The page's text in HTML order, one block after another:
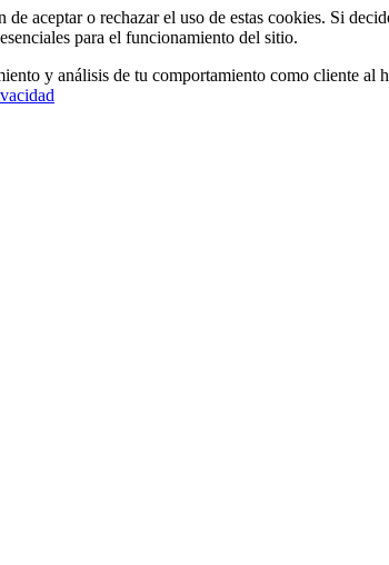
aceptar o rechazar el uso de estas cookies. Si
para el funcionamiento del sitio.
y análisis de tu comportamiento como cliente al